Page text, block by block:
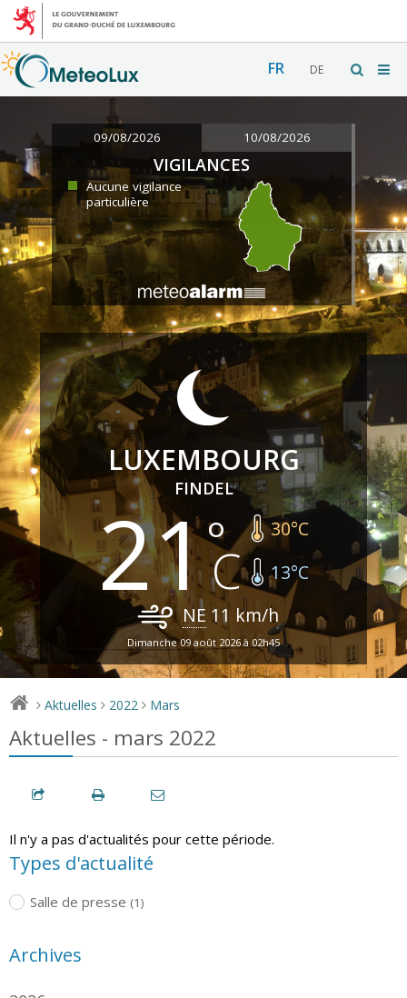
FR DE
09/08/2026 10/08/2026
VIGILANCES
Aucune vigilance
particulière
LUXEMBOURG
FINDEL
21 30°C
13°C
NE 11 km/h
Dimanche 09 août 2026 à 02h45
> Aktuelles > 2022 > Mars
Aktuelles - mars 2022
Il n'y a pas d'actualités pour cette période.
Types d'actualité
Salle de presse (1)
Archives